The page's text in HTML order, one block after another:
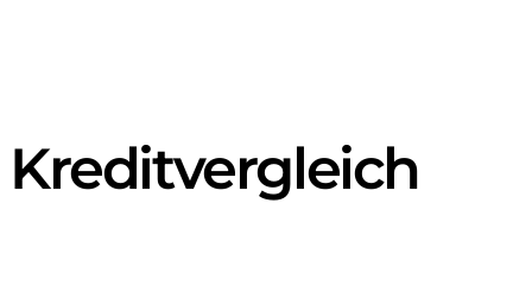
Kreditvergleich